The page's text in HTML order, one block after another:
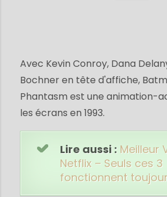
Avec Kevin Conroy, Dana
Bochner en tête d'affiche,
Phantasm est une animation-
les écrans en 1993.
Lire aussi : Meilleur
Netflix – Seuls ces 3
fonctionnent